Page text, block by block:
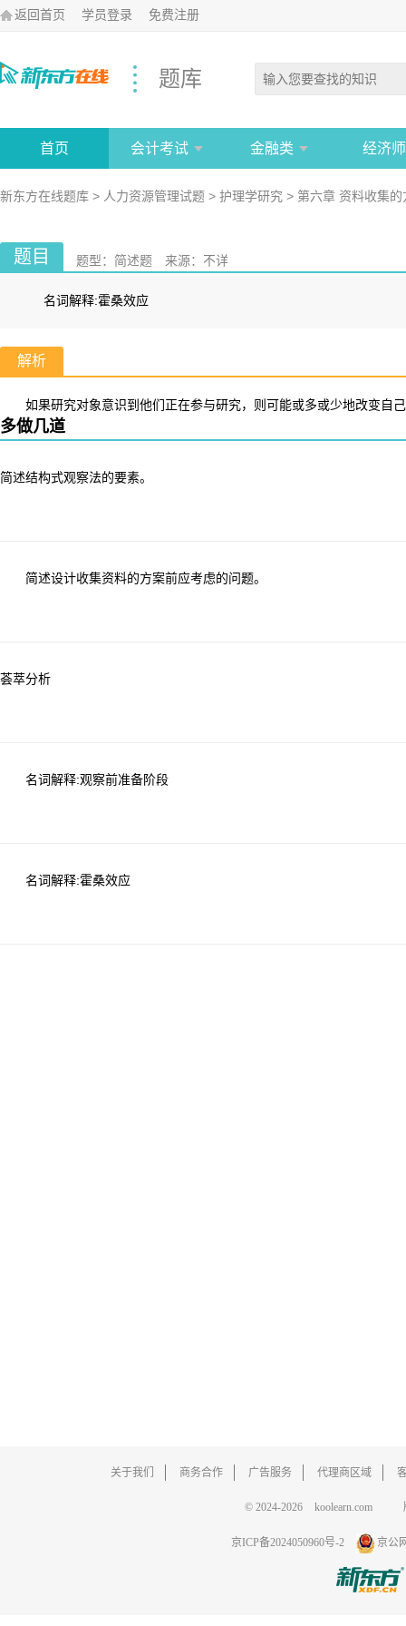
返回首页 学员登录 免费注册
题库
首页 会计考试 金融类 经济师
新东方在线题库 > 人力资源管理试题 > 护理学研究 > 第六章 资料收集的
题目 题型： 简述题 来源： 不详
名词解释:霍桑效应
解析
如果研究对象意识到他们正在参与研究，则可能或多或少地改变自
多做几道
简述结构式观察法的要素。
简述设计收集资料的方案前应考虑的问题。
荟萃分析
名词解释:观察前准备阶段
名词解释:霍桑效应
关于我们 商务合作 广告服务 代理商区域
© 2024-2026 koolearn.com
京ICP备2024050960号-2 京公